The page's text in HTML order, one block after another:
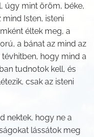
úgy mint öröm, béke,
Isten, isteni
éltek meg, a
a bánat az mind az
hogy mind a
tudnotok kell, és
csak az isteni
nektek, hogy ne a
lássátok meg